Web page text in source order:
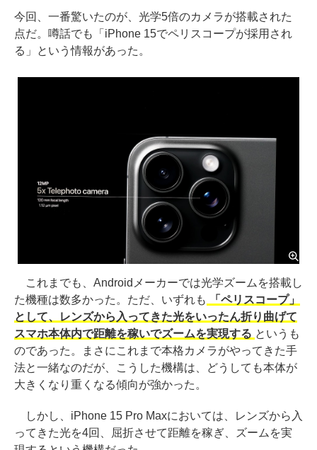
今回、一番驚いたのが、光学5倍のカメラが搭載された
点だ。噂話でも「iPhone 15でペリスコープが採用され
る」という情報があった。
これまでも、Androidメーカーでは光学ズームを搭載し
た機種は数多かった。ただ、いずれも
「ペリスコープ」
として、レンズから入ってきた光をいったん折り曲げて
スマホ本体内で距離を稼いでズームを実現する というも
のであった。まさにこれまで本格カメラがやってきた手
法と一緒なのだが、こうした機構は、どうしても本体が
大きくなり重くなる傾向が強かった。
しかし、iPhone 15 Pro Maxにおいては、レンズから入
ってきた光を4回、屈折させて距離を稼ぎ、ズームを実